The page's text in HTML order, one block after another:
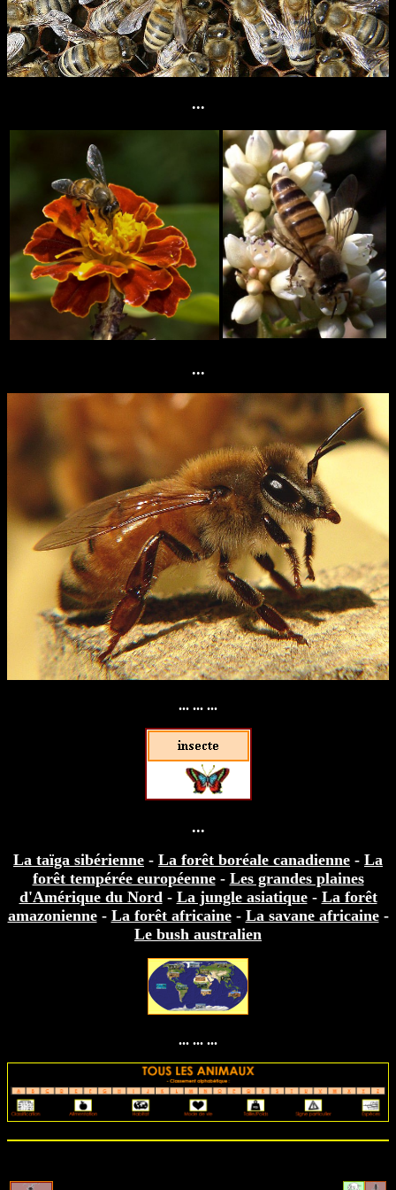
...
...
... ... ...
...
La taïga sibérienne - La forêt boréale canadienne - La
forêt tempérée européenne- Les grandes plaines
d'Amérique du Nord - La jungle asiatique- La forêt
amazonienne- La forêt africaine- La savane africaine-
Le bush australien
... ... ...